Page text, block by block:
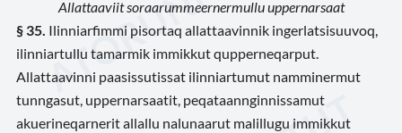
Allattaaviit soraarummeernermullu uppernarsaat
§ 35. Ilinniarfimmi pisortaq allattaavinnik ingerlatsisuuvoq,
ilinniartullu tamarmik immikkut qupperneqarput.
Allattaavinni paasissutissat ilinniartumut namminermut
tunngasut, uppernarsaatit, peqataannginnissamut
akuerineqarnerit allallu nalunaarut malillugu immikkut